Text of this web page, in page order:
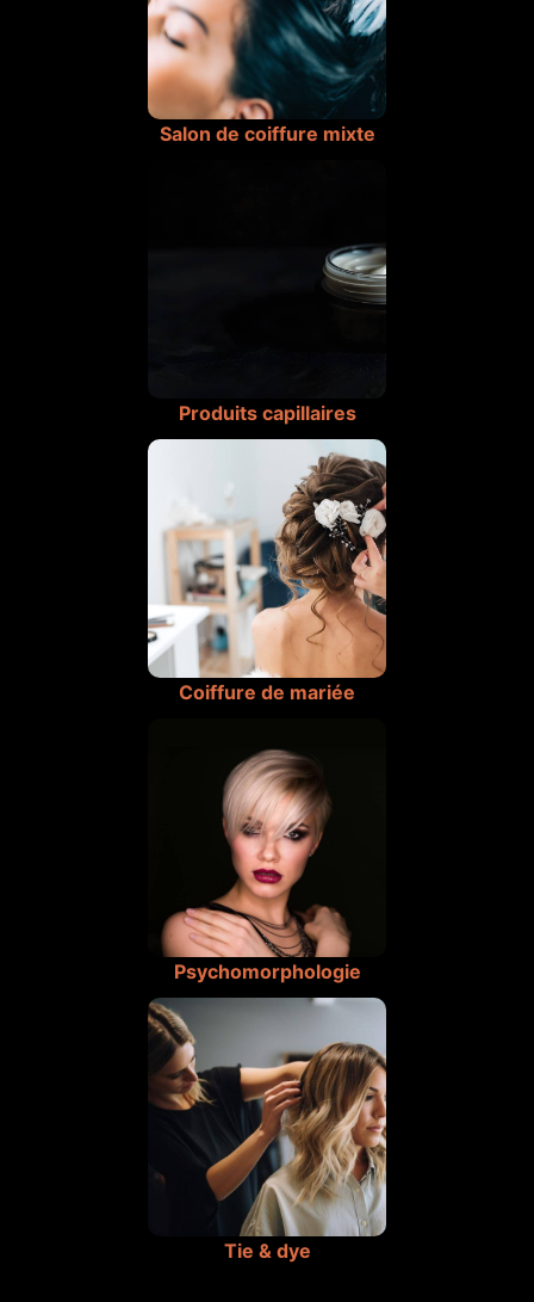
Salon de coiffure mixte
Produits capillaires
Coiffure de mariée
Psychomorphologie
Tie & dye